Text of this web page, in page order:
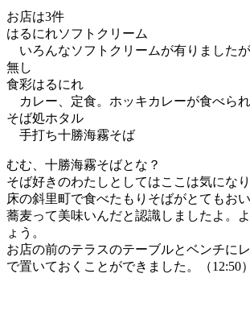
お店は3件
はるにれソフトクリーム
いろんなソフトクリームが有りました
無し
食彩はるにれ
カレー、定食。ホッキカレーが食べら
そば処ホタル
手打ち十勝海霧そば
むむ、十勝海霧そばとな？
そば好きのわたしとしてはここは気にな
床の斜里町で食べたもりそばがとてもお
蕎麦って美味いんだと認識しましたよ。
ょう。
お店の前のテラスのテーブルとベンチに
で置いておくことができました。（12:50）